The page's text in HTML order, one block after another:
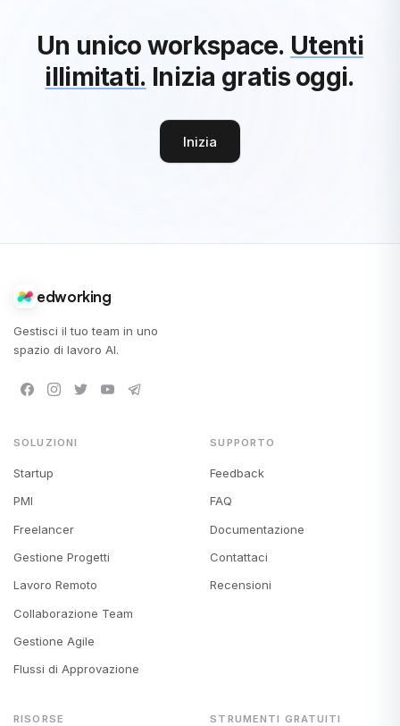
Un unico workspace. Utenti
illimitati. Inizia gratis oggi.
Inizia
edworking
Gestisci il tuo team in uno
spazio di lavoro AI.
SOLUZIONI
Startup
PMI
Freelancer
Gestione Progetti
Lavoro Remoto
Collaborazione Team
Gestione Agile
Flussi di Approvazione
SUPPORTO
Feedback
FAQ
Documentazione
Contattaci
Recensioni
RISORSE STRUMENTI GRATUITI